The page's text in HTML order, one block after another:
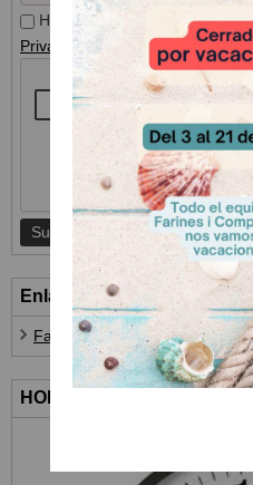
He leído y acepto el
Privacidad
Enlaces
Farines i Complements
HORARIO ATENCIÓN AL